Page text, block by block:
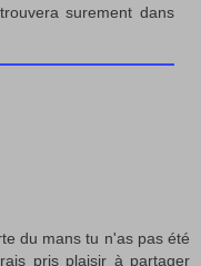
surement dans
du mans tu n'as pas été
pris plaisir à partager